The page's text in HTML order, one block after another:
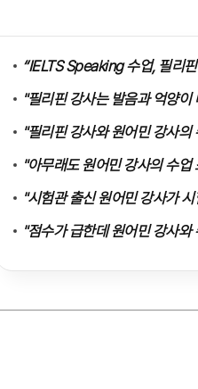
“IELTS Speaking 수업, 필리
"필리핀 강사는 발음과 억양이
"필리핀 강사와 원어민 강사
"아무래도 원어민 강사의 수
"시험관 출신 원어민 강사가
"점수가 급한데 원어민 강사와